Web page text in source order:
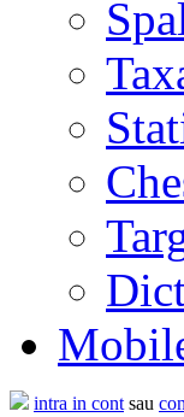
intra in cont sau